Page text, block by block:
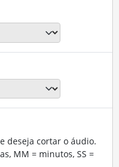
deseja cortar o áudio.
MM = minutos, SS =